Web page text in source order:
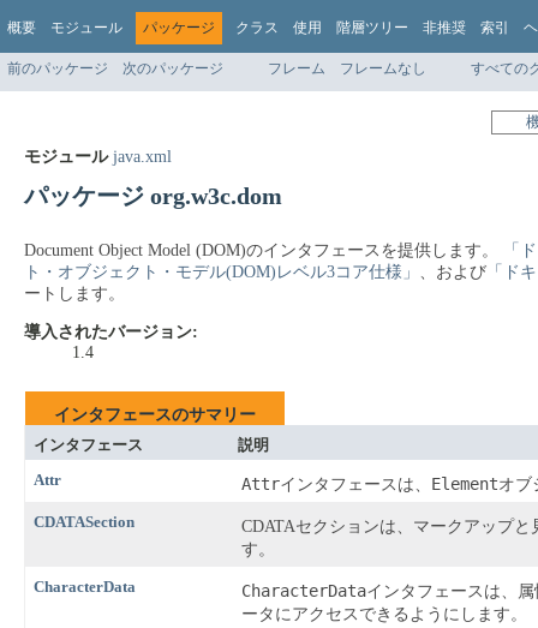
概要 モジュール パッケージ クラス 使用 階層ツリー 非推奨 索引
前のパッケージ 次のパッケージ フレーム フレームなし すべての
モジュール java.xml
パッケージ org.w3c.dom
Document Object Model (DOM)のインタフェースを提供します。
「
ト・オブジェクト・モデル(DOM)レベル3コア仕様」 、および 「ド
ートします。
導入されたバージョン:
1.4
インタフェースのサマリー
インタフェース
説明
Attr
Attrインタフェースは、 Elementオブ
CDATASection
CDATAセクションは、マークアップ
す。
CharacterData CharacterDataインタフェースは、
ータにアクセスできるようにします。